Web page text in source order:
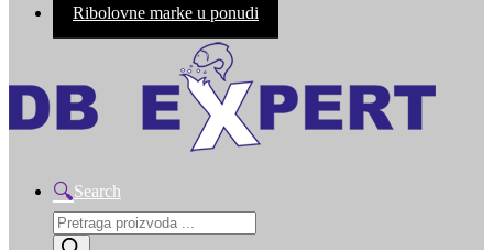
Ribolovne marke u ponudi
Search
Products
search